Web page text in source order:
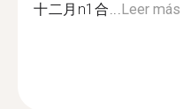
十二月n1合...Leer más